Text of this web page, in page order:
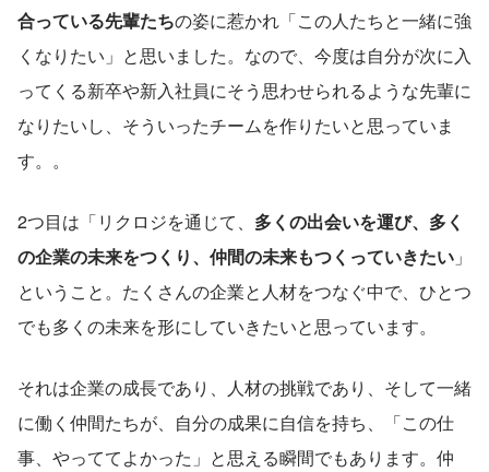
合っている先輩たちの姿に惹かれ「この人たちと一緒に強
くなりたい」と思いました。なので、今度は自分が次に入
ってくる新卒や新入社員にそう思わせられるような先輩に
なりたいし、そういったチームを作りたいと思っていま
す。。
2つ目は「リクロジを通じて、 多くの出会いを運び、多く
の企業の未来をつくり、仲間の未来もつくっていきたい 」
ということ。たくさんの企業と人材をつなぐ中で、ひとつ
でも多くの未来を形にしていきたいと思っています。
それは企業の成長であり、人材の挑戦であり、そして一緒
に働く仲間たちが、自分の成果に自信を持ち、「この仕
事、やっててよかった」と思える瞬間でもあります。仲